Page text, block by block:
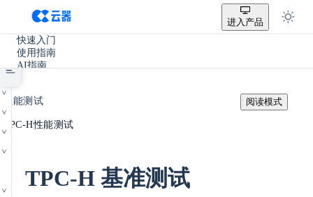
进入产品
快速入门
使用指南
AI指南
实践教程
产品更新
/
性能测试
/
TPC-H性能测试
阅读模式
TPC-H 基准测试